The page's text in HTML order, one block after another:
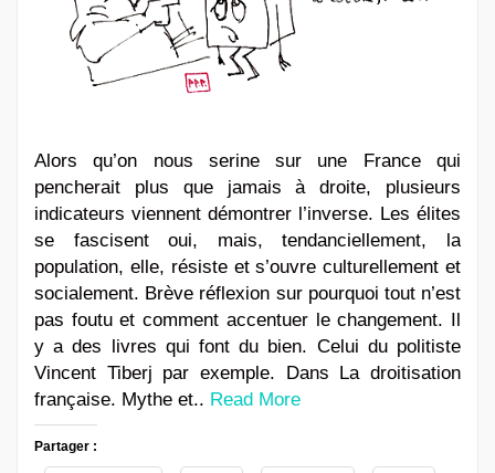
Alors qu’on nous serine sur une France qui
pencherait plus que jamais à droite, plusieurs
indicateurs viennent démontrer l’inverse. Les élites
se fascisent oui, mais, tendanciellement, la
population, elle, résiste et s’ouvre culturellement et
socialement. Brève réflexion sur pourquoi tout n’est
pas foutu et comment accentuer le changement. Il
y a des livres qui font du bien. Celui du politiste
Vincent Tiberj par exemple. Dans La droitisation
française. Mythe et.. Read More
Partager :